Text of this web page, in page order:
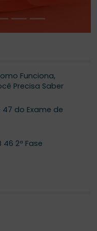
Funciona,
Precisa Saber
47 do Exame de
2ª Fase